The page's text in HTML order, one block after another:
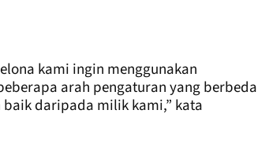
kami ingin menggunakan
arah pengaturan yang berbeda
daripada milik kami,” kata